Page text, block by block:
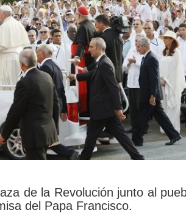
de la Revolución junto al
del Papa Francisco.